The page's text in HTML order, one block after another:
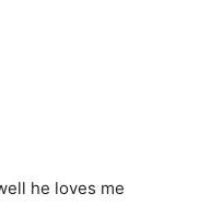
he loves me